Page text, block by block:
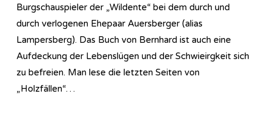
Burgschauspieler der „Wildente“ bei dem durch und
durch verlogenen Ehepaar Auersberger (alias
Lampersberg). Das Buch von Bernhard ist auch eine
Aufdeckung der Lebenslügen und der Schwieirgkeit sich
zu befreien. Man lese die letzten Seiten von
„Holzfällen“…